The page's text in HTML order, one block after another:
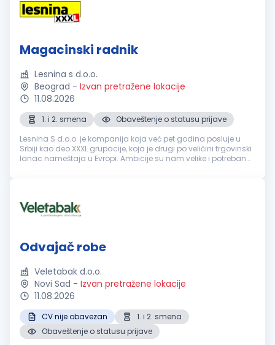
Magacinski radnik
Lesnina s d.o.o.
Beograd - Izvan pretražene lokacije
11.08.2026
1. i 2. smena
Obaveštenje o statusu prijave
Lesnina S d.o.o. je kompanija koja već pet godina posluje u
Srbiji kao deo XXXL grupacije, koja je drugi po veličini trgovinski
lanac nameštaja u Evropi. Ambicije su nam velike i potreban
Odvajač robe
Veletabak d.o.o.
Novi Sad - Izvan pretražene lokacije
11.08.2026
CV nije obavezan
1. i 2. smena
Obaveštenje o statusu prijave